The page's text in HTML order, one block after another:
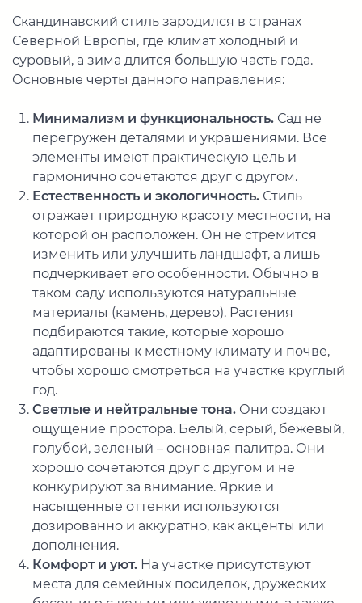
Скандинавский стиль зародился в странах
Северной Европы, где климат холодный и
суровый, а зима длится большую часть года.
Основные черты данного направления:
Минимализм и функциональность. Сад не
перегружен деталями и украшениями. Все
элементы имеют практическую цель и
гармонично сочетаются друг с другом.
Естественность и экологичность. Стиль
отражает природную красоту местности, на
которой он расположен. Он не стремится
изменить или улучшить ландшафт, а лишь
подчеркивает его особенности. Обычно в
таком саду используются натуральные
материалы (камень, дерево). Растения
подбираются такие, которые хорошо
адаптированы к местному климату и почве,
чтобы хорошо смотреться на участке круглый
год.
Светлые и нейтральные тона. Они создают
ощущение простора. Белый, серый, бежевый,
голубой, зеленый – основная палитра. Они
хорошо сочетаются друг с другом и не
конкурируют за внимание. Яркие и
насыщенные оттенки используются
дозированно и аккуратно, как акценты или
дополнения.
Комфорт и уют. На участке присутствуют
места для семейных посиделок, дружеских